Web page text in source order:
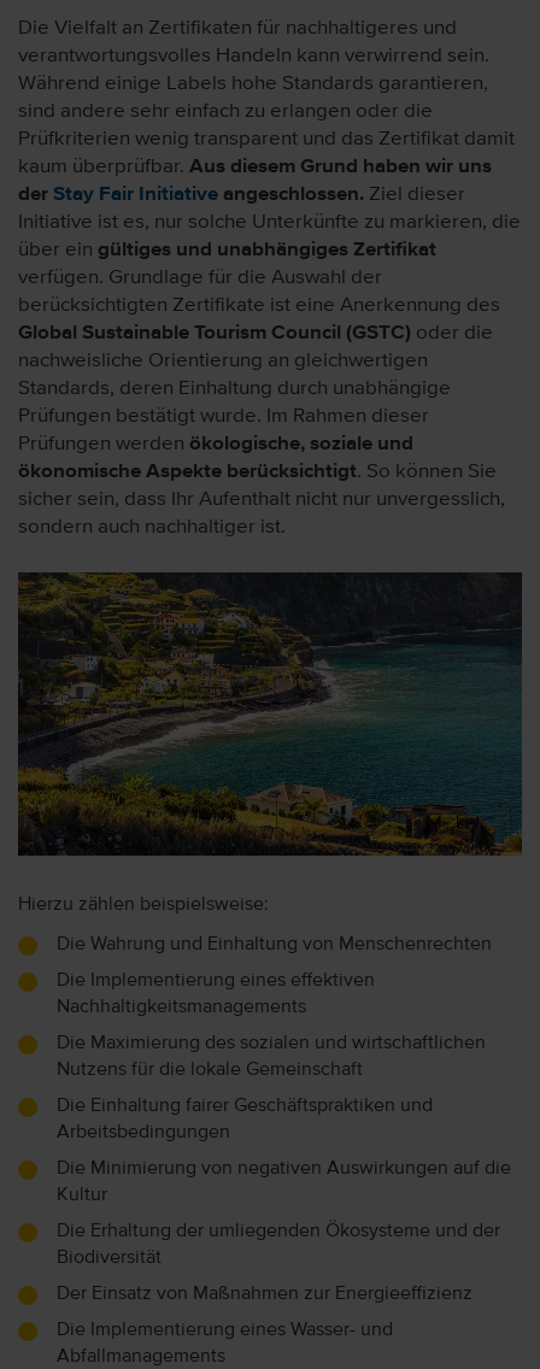
Die Vielfalt an Zertifikaten für nachhaltigeres und
verantwortungsvolles Handeln kann verwirrend sein.
Während einige Labels hohe Standards garantieren,
sind andere sehr einfach zu erlangen oder die
Prüfkriterien wenig transparent und das Zertifikat damit
kaum überprüfbar. Aus diesem Grund haben wir uns
der Stay Fair Initiative angeschlossen. Ziel dieser
Initiative ist es, nur solche Unterkünfte zu markieren, die
über ein gültiges und unabhängiges Zertifikat
verfügen. Grundlage für die Auswahl der
berücksichtigten Zertifikate ist eine Anerkennung des
Global Sustainable Tourism Council (GSTC) oder die
nachweisliche Orientierung an gleichwertigen
Standards, deren Einhaltung durch unabhängige
Prüfungen bestätigt wurde. Im Rahmen dieser
Prüfungen werden ökologische, soziale und
ökonomische Aspekte berücksichtigt. So können Sie
sicher sein, dass Ihr Aufenthalt nicht nur unvergesslich,
sondern auch nachhaltiger ist.
Hierzu zählen beispielsweise:
Die Wahrung und Einhaltung von Menschenrechten
Die Implementierung eines effektiven
Nachhaltigkeitsmanagements
Die Maximierung des sozialen und wirtschaftlichen
Nutzens für die lokale Gemeinschaft
Die Einhaltung fairer Geschäftspraktiken und
Arbeitsbedingungen
Die Minimierung von negativen Auswirkungen auf die
Kultur
Die Erhaltung der umliegenden Ökosysteme und der
Biodiversität
Der Einsatz von Maßnahmen zur Energieeffizienz
Die Implementierung eines Wasser- und
Abfallmanagements